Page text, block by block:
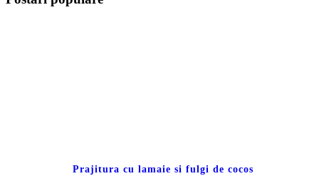
Prajitura cu lamaie si fulgi de cocos